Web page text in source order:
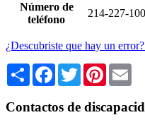
Número de
teléfono
214-227-
¿Descubriste que hay un
Share Facebook
TwitterPinterest
Contactos de